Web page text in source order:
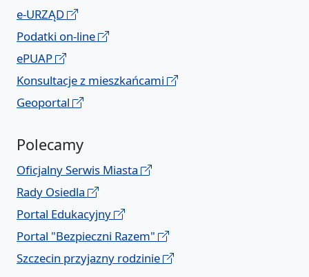
e-URZĄD
Podatki on-line
ePUAP
Konsultacje z mieszkańcami
Geoportal
Polecamy
Oficjalny Serwis Miasta
Rady Osiedla
Portal Edukacyjny
Portal "Bezpieczni Razem"
Szczecin przyjazny rodzinie